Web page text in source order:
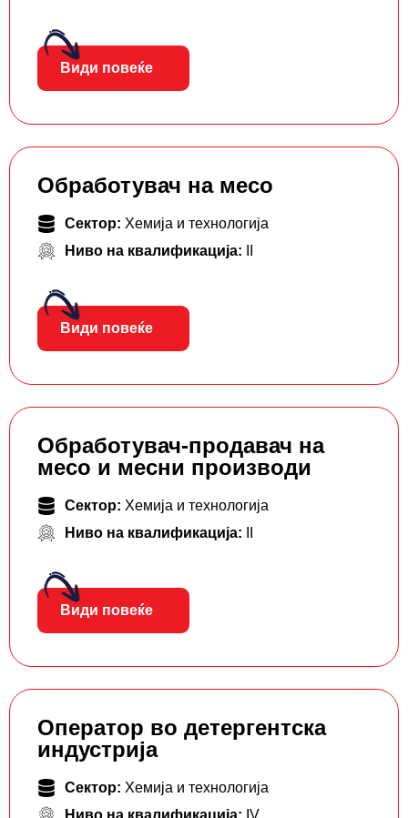
Види повеќе
Обработувач на месо
Сектор: Хемија и технологија
Ниво на квалификација:
Види повеќе
Обработувач-продавач на
месо и месни производи
Сектор: Хемија и технологија
Ниво на квалификација:
Види повеќе
Оператор во детергентска
индустрија
Сектор: Хемија и технологија